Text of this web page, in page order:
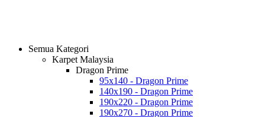
Semua Kategori
Karpet Malaysia
Dragon Prime
95x140 - Dragon Prime
140x190 - Dragon Prime
190x220 - Dragon Prime
190x270 - Dragon Prime